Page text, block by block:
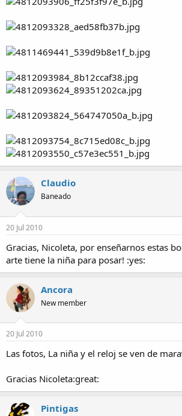
Claudio
Baneado
20 Jul 2010
Gracias, Nicoleta, por enseñarnos estas
arte tiene la niña para posar! :yes:
Ancora
New member
20 Jul 2010
Las fotos, La niña y el reloj se ven de
Gracias Nicoleta:great:
Pintigas